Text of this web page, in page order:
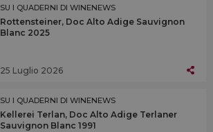
SU I QUADERNI DI WINENEWS
Rottensteiner, Doc Alto Adige Sauvignon
Blanc 2025
25 Luglio 2026
SU I QUADERNI DI WINENEWS
Kellerei Terlan, Doc Alto Adige Terlaner
Sauvignon Blanc 1991